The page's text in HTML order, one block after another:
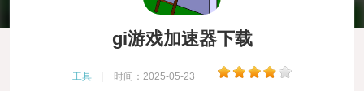
gi游戏加速器下载
工具 时间：2025-05-23